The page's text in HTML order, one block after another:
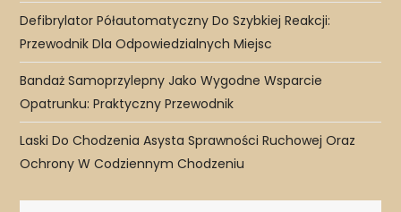
Defibrylator Półautomatyczny Do Szybkiej Reakcji:
Przewodnik Dla Odpowiedzialnych Miejsc
Bandaż Samoprzylepny Jako Wygodne Wsparcie
Opatrunku: Praktyczny Przewodnik
Laski Do Chodzenia Asysta Sprawności Ruchowej Oraz
Ochrony W Codziennym Chodzeniu